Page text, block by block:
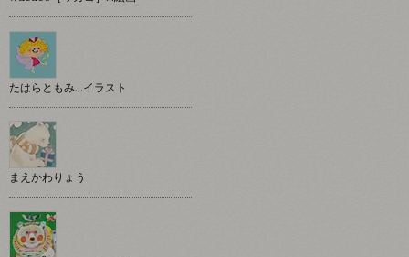
たはらともみ…イラスト
まえかわりょう